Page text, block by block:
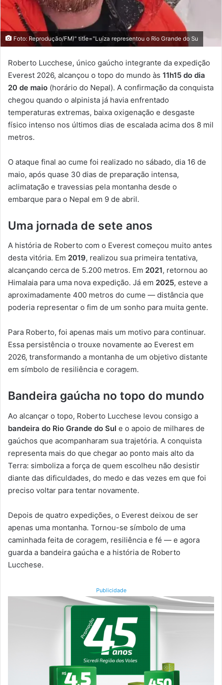
Foto: Reprodução/FM)" title="Luíza representou o Rio Grande do Su
Roberto Lucchese, único gaúcho integrante da expedição
Everest 2026, alcançou o topo do mundo às 11h15 do dia
20 de maio (horário do Nepal). A confirmação da conquista
chegou quando o alpinista já havia enfrentado
temperaturas extremas, baixa oxigenação e desgaste
físico intenso nos últimos dias de escalada acima dos 8 mil
metros.
O ataque final ao cume foi realizado no sábado, dia 16 de
maio, após quase 30 dias de preparação intensa,
aclimatação e travessias pela montanha desde o
embarque para o Nepal em 9 de abril.
Uma jornada de sete anos
A história de Roberto com o Everest começou muito antes
desta vitória. Em 2019, realizou sua primeira tentativa,
alcançando cerca de 5.200 metros. Em 2021, retornou ao
Himalaia para uma nova expedição. Já em 2025, esteve a
aproximadamente 400 metros do cume — distância que
poderia representar o fim de um sonho para muita gente.
Para Roberto, foi apenas mais um motivo para continuar.
Essa persistência o trouxe novamente ao Everest em
2026, transformando a montanha de um objetivo distante
em símbolo de resiliência e coragem.
Bandeira gaúcha no topo do mundo
Ao alcançar o topo, Roberto Lucchese levou consigo a
bandeira do Rio Grande do Sul e o apoio de milhares de
gaúchos que acompanharam sua trajetória. A conquista
representa mais do que chegar ao ponto mais alto da
Terra: simboliza a força de quem escolheu não desistir
diante das dificuldades, do medo e das vezes em que foi
preciso voltar para tentar novamente.
Depois de quatro expedições, o Everest deixou de ser
apenas uma montanha. Tornou-se símbolo de uma
caminhada feita de coragem, resiliência e fé — e agora
guarda a bandeira gaúcha e a história de Roberto
Lucchese.
Publicidade